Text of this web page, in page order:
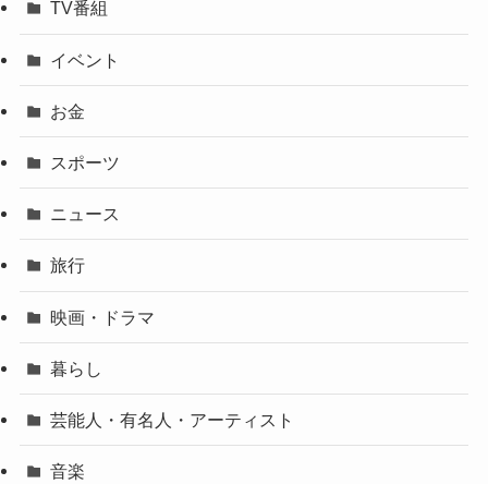
TV番組
イベント
お金
スポーツ
ニュース
旅行
映画・ドラマ
暮らし
芸能人・有名人・アーティスト
音楽